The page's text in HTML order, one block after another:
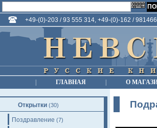
+49-(0)-203 / 93 555 314, +49-(0)-162 /
ГЛАВНАЯ О
Открытки (30)
Поздравление (7)